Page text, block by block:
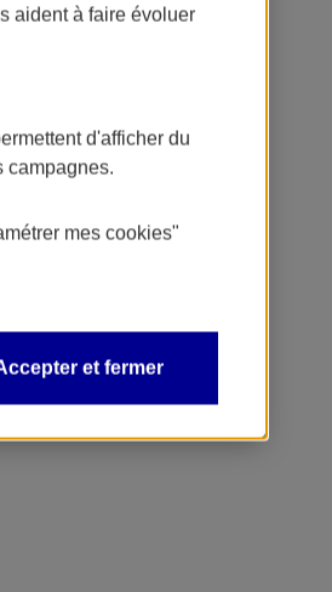
aident à faire évoluer
d'afficher du
campagnes.
mes cookies"
et fermer